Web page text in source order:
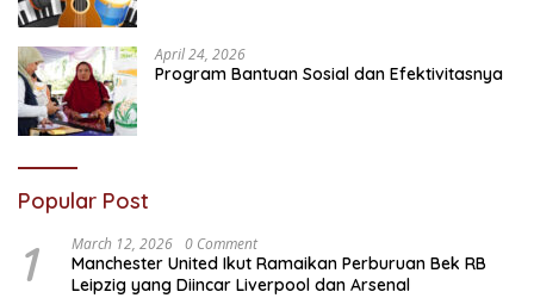
April 24, 2026
Program Bantuan Sosial dan Efektivitasnya
Popular Post
1 March 12, 2026 0 Comment
Manchester United Ikut Ramaikan Perburuan Bek RB
Leipzig yang Diincar Liverpool dan Arsenal